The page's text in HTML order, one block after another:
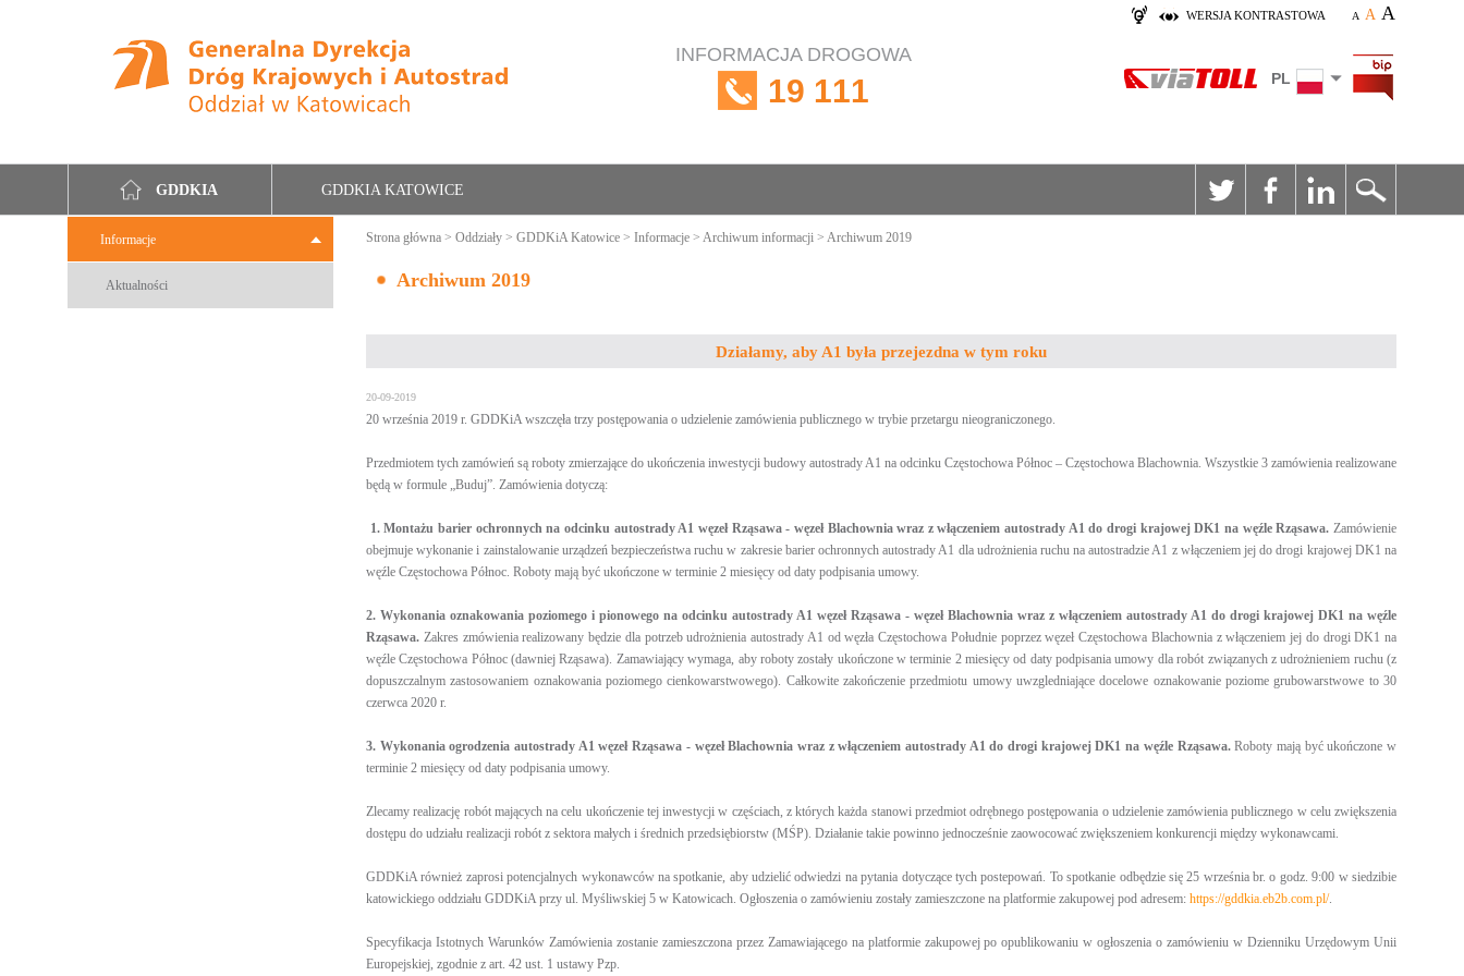
WERSJA KONTRASTOWA A A A
INFORMACJA DROGOWA
19 111 PL
GDDKIA GDDKIA KATOWICE
Informacje
Aktualności
Strona główna > Oddziały > GDDKiA Katowice > Informacje > Archiwum informacji > Archiwum 2019
Archiwum 2019
Działamy, aby A1 była przejezdna w tym roku
20-09-2019
20 września 2019 r. GDDKiA wszczęła trzy postępowania o udzielenie zamówienia publicznego w trybie przetargu nieograniczonego.
Przedmiotem tych zamówień są roboty zmierzające do ukończenia inwestycji budowy autostrady A1 na odcinku Częstochowa Północ – Częstochowa Blachownia. Wszystkie 3 zamówienia realizowane
będą w formule „Buduj”. Zamówienia dotyczą:
1. Montażu barier ochronnych na odcinku autostrady A1 węzeł Rząsawa - węzeł Blachownia wraz z włączeniem autostrady A1 do drogi krajowej DK1 na węźle Rząsawa.Zamówienie
obejmuje wykonanie i zainstalowanie urządzeń bezpieczeństwa ruchu w zakresie barier ochronnych autostrady A1 dla udrożnienia ruchu na autostradzie A1 z włączeniem jej do drogi krajowej DK1 na
węźle Częstochowa Północ. Roboty mają być ukończone w terminie 2 miesięcy od daty podpisania umowy.
2. Wykonania oznakowania poziomego i pionowego na odcinku autostrady A1 węzeł Rząsawa - węzeł Blachownia wraz z włączeniem autostrady A1 do drogi krajowej DK1 na węźle
Rząsawa. Zakres zmówienia realizowany będzie dla potrzeb udrożnienia autostrady A1 od węzła Częstochowa Południe poprzez węzeł Częstochowa Blachownia z włączeniem jej do drogi DK1 na
węźle Częstochowa Północ (dawniej Rząsawa). Zamawiający wymaga, aby roboty zostały ukończone w terminie 2 miesięcy od daty podpisania umowy dla robót związanych z udrożnieniem ruchu (z
dopuszczalnym zastosowaniem oznakowania poziomego cienkowarstwowego). Całkowite zakończenie przedmiotu umowy uwzgledniające docelowe oznakowanie poziome grubowarstwowe to 30
czerwca 2020 r.
3. Wykonania ogrodzenia autostrady A1 węzeł Rząsawa - węzeł Blachownia wraz z włączeniem autostrady A1 do drogi krajowej DK1 na węźle Rząsawa.Roboty mają być ukończone w
terminie 2 miesięcy od daty podpisania umowy.
Zlecamy realizację robót mających na celu ukończenie tej inwestycji w częściach, z których każda stanowi przedmiot odrębnego postępowania o udzielenie zamówienia publicznego w celu zwiększenia
dostępu do udziału realizacji robót z sektora małych i średnich przedsiębiorstw (MŚP). Działanie takie powinno jednocześnie zaowocować zwiększeniem konkurencji między wykonawcami.
GDDKiA również zaprosi potencjalnych wykonawców na spotkanie, aby udzielić odwiedzi na pytania dotyczące tych postepowań. To spotkanie odbędzie się 25 września br. o godz. 9:00 w siedzibie
katowickiego oddziału GDDKiA przy ul. Myśliwskiej 5 w Katowicach. Ogłoszenia o zamówieniu zostały zamieszczone na platformie zakupowej pod adresem: https://gddkia.eb2b.com.pl/.
Specyfikacja Istotnych Warunków Zamówienia zostanie zamieszczona przez Zamawiającego na platformie zakupowej po opublikowaniu w ogłoszenia o zamówieniu w Dzienniku Urzędowym Unii
Europejskiej, zgodnie z art. 42 ust. 1 ustawy Pzp.